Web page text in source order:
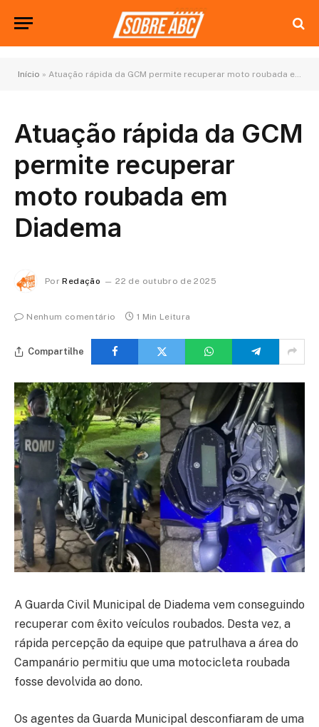
Início » Atuação rápida da GCM permite recuperar moto roubada em Diadema
Atuação rápida da GCM
permite recuperar
moto roubada em
Diadema
Por Redação 22 de outubro de 2025
Nenhum comentário 1 Min Leitura
Compartilhe
A Guarda Civil Municipal de Diadema vem conseguindo
recuperar com êxito veículos roubados. Desta vez, a
rápida percepção da equipe que patrulhava a área do
Campanário permitiu que uma motocicleta roubada
fosse devolvida ao dono.
Os agentes da Guarda Municipal desconfiaram de uma